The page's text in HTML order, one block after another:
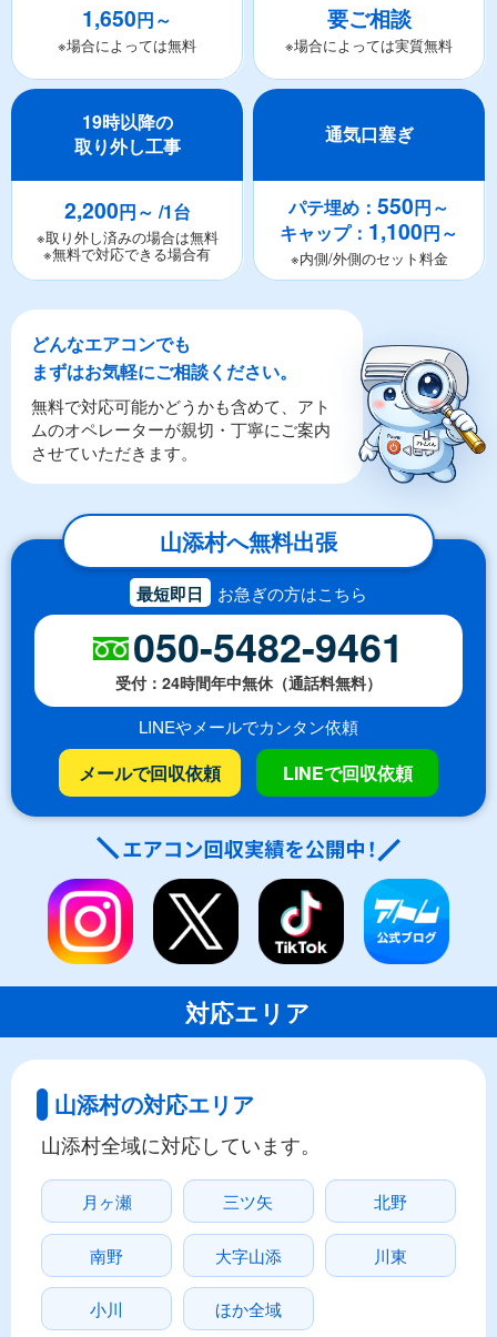
1,650円～
※場合によっては無料
要ご相談
※場合によっては実質無料
19時以降の
取り外し工事
2,200円～ /1台
※取り外し済みの場合は無料
※無料で対応できる場合有
通気口塞ぎ
パテ埋め：550円～
キャップ： 1,100円～
※内側/外側のセット料金
どんなエアコンでも
まずはお気軽にご相談ください。
無料で対応可能かどうかも含めて、アト
ムのオペレーターが親切・丁寧にご案内
させていただきます。
山添村へ無料出張
最短即日 お急ぎの方はこちら
050-5482-9461
受付：24時間年中無休（通話料無料）
LINEやメールでカンタン依頼
メールで回収依頼 LINEで回収依頼
対応エリア
山添村の対応エリア
山添村全域に対応しています。
月ヶ瀬 三ツ矢 北野
南野 大字山添 川東
小川 ほか全域